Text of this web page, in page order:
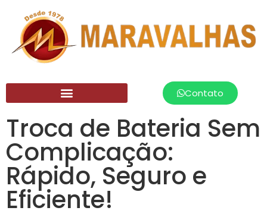
Contato
Troca de Bateria Sem
Complicação:
Rápido, Seguro e
Eficiente!